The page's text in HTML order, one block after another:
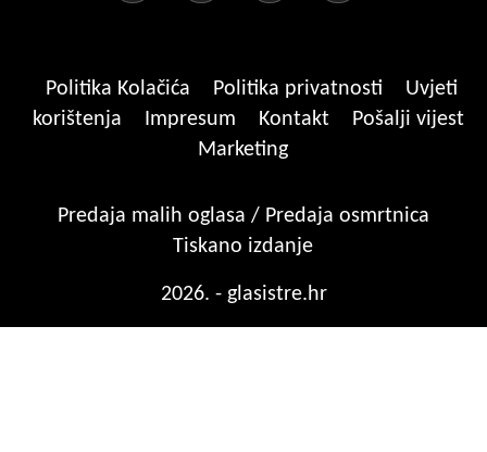
Politika Kolačića Politika privatnosti
Uvjeti
korištenja
Impresum Kontakt
Pošalji vijest
Marketing
Predaja malih oglasa / Predaja osmrtnica
Tiskano izdanje
2026. - glasistre.hr